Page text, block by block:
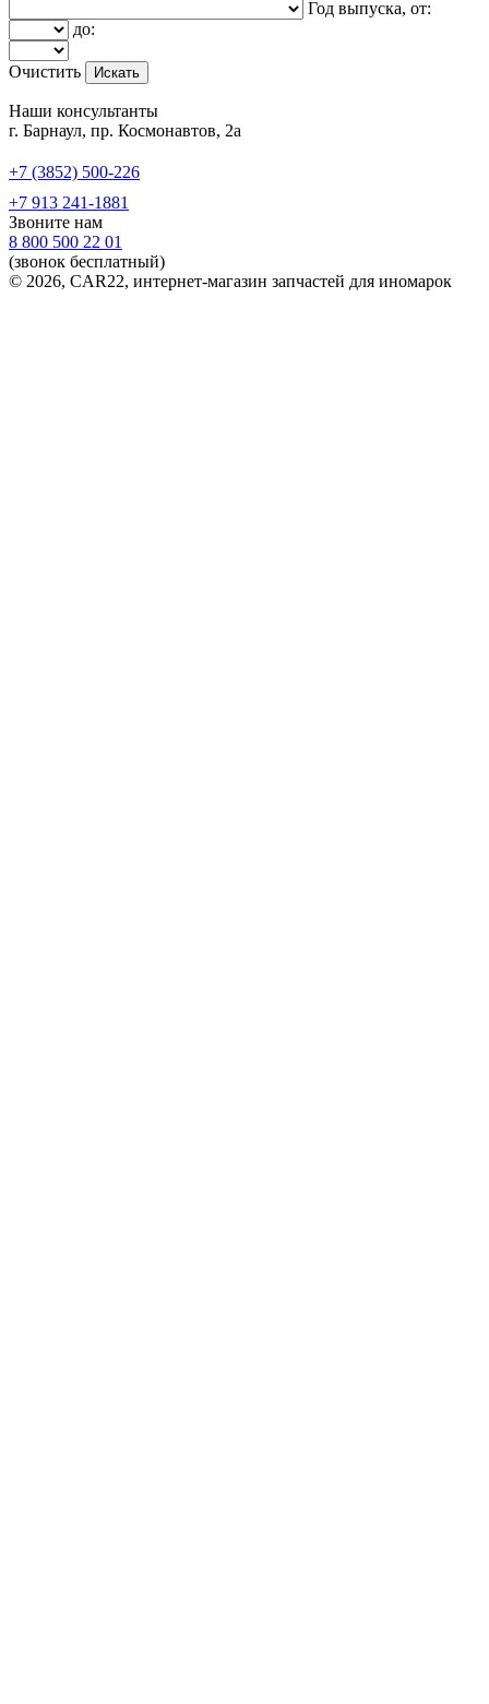
Год выпуска, от:
до:
Очистить
Наши консультанты
г. Барнаул, пр. Космонавтов, 2а
+7 (3852) 500-226
+7 913 241-1881
Звоните нам
8 800 500 22 01
(звонок бесплатный)
© 2026, CAR22, интернет-магазин запчастей для иномарок